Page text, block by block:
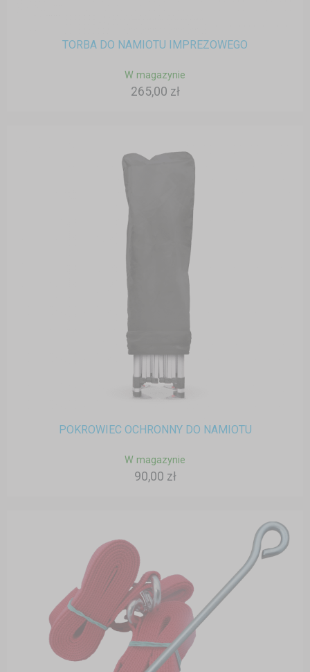
TORBA DO NAMIOTU IMPREZOWEGO
W magazynie
265,00 zł
POKROWIEC OCHRONNY DO NAMIOTU
W magazynie
90,00 zł